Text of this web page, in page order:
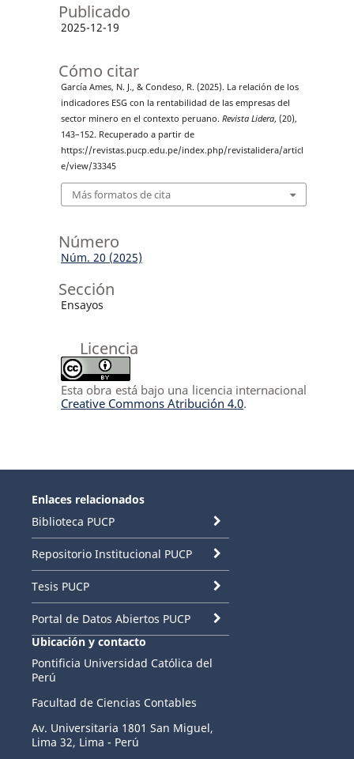
Publicado
2025-12-19
Cómo citar
García Ames, N. J., & Condeso, R. (2025). La relación de los
indicadores ESG con la rentabilidad de las empresas del
sector minero en el contexto peruano. Revista Lidera, (20),
143–152. Recuperado a partir de
https://revistas.pucp.edu.pe/index.php/revistalidera/articl
e/view/33345
Más formatos de cita
Número
Núm. 20 (2025)
Sección
Ensayos
Licencia
Esta obra está bajo una licencia internacional
Creative Commons Atribución 4.0.
Enlaces relacionados
Biblioteca PUCP
Repositorio Institucional PUCP
Tesis PUCP
Portal de Datos Abiertos PUCP
Ubicación y contacto
Pontificia Universidad Católica del
Perú
Facultad de Ciencias Contables
Av. Universitaria 1801 San Miguel,
Lima 32, Lima - Perú